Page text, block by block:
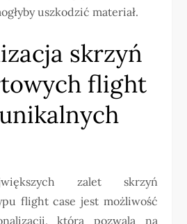
uszkodzić materiał.
skrzyń
flight
zalet skrzyń
flight case jest możliwość
która pozwala na